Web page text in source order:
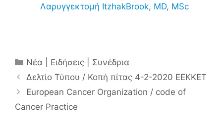
Λαρυγγεκτομή ItzhakBrook, MD, MSc
Κατηγορίες
Νέα | Ειδήσεις | Συνέδρια
Δελτίο Τύπου / Κοπή πίτας 4-2-2020 ΕΕΚΚΕΤ
European Cancer Organization / code of
Cancer Practice